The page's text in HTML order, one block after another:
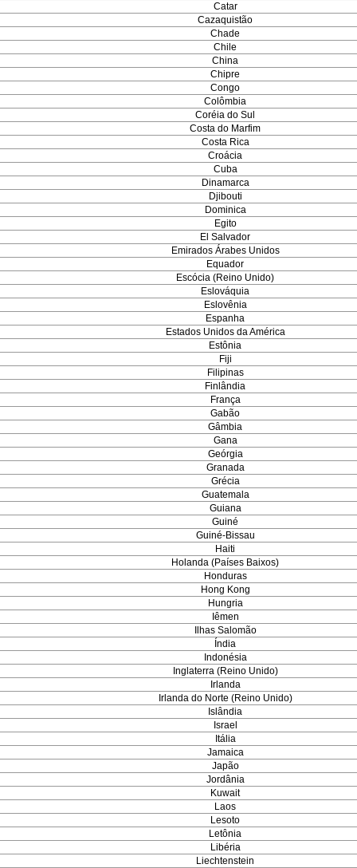
Catar
Cazaquistão
Chade
Chile
China
Chipre
Congo
Colômbia
Coréia do Sul
Costa do Marfim
Costa Rica
Croácia
Cuba
Dinamarca
Djibouti
Dominica
Egito
El Salvador
Emirados Árabes Unidos
Equador
Escócia (Reino Unido)
Eslováquia
Eslovênia
Espanha
Estados Unidos da América
Estônia
Fiji
Filipinas
Finlândia
França
Gabão
Gâmbia
Gana
Geórgia
Granada
Grécia
Guatemala
Guiana
Guiné
Guiné-Bissau
Haiti
Holanda (Países Baixos)
Honduras
Hong Kong
Hungria
Iêmen
Ilhas Salomão
Índia
Indonésia
Inglaterra (Reino Unido)
Irlanda
Irlanda do Norte (Reino Unido)
Islândia
Israel
Itália
Jamaica
Japão
Jordânia
Kuwait
Laos
Lesoto
Letônia
Libéria
Liechtenstein